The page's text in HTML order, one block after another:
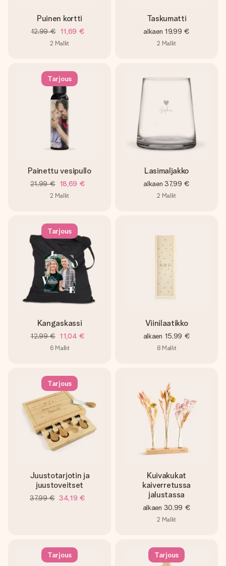
Puinen kortti
12,99 € 11,69 €
2 Mallit
Taskumatti
alkaen 19,99 €
2 Mallit
Tarjous
Painettu vesipullo
21,99 € 18,69 €
2 Mallit
Lasimaljakko
alkaen 37,99 €
2 Mallit
Tarjous
Kangaskassi
12,99 € 11,04 €
6 Mallit
Viinilaatikko
alkaen 15,99 €
8 Mallit
Tarjous
Juustotarjotin ja
juustoveitset
37,99 € 34,19 €
Kuivakukat
kaiverretussa
jalustassa
alkaen 30,99 €
2 Mallit
Tarjous Tarjous